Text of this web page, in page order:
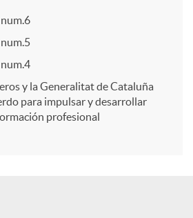
y la Generalitat de Cataluña
para impulsar y desarrollar
profesional